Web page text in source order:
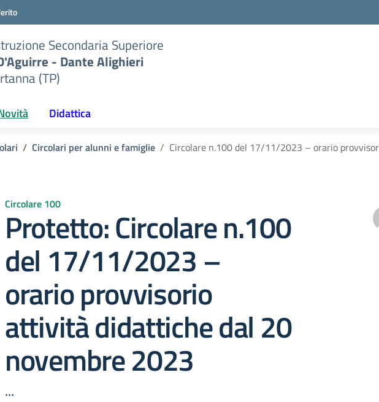
Secondaria Superiore
- Dante Alighieri
(TP)
Didattica
Circolari per alunni e famiglie Circolare n.100 del 17/11/2023 – orario
Circolare 100
Protetto: Circolare n.100
del 17/11/2023 –
orario provvisorio
attività didattiche dal 20
novembre 2023
...